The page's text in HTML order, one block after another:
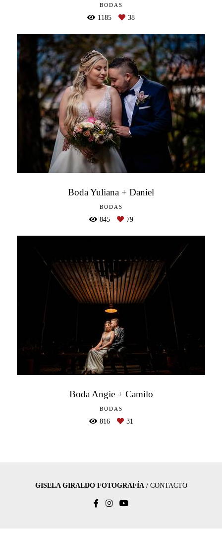
BODAS
1185 38
Boda Yuliana + Daniel
BODAS
845 79
Boda Angie + Camilo
BODAS
816 31
GISELA GIRALDO FOTOGRAFÍA/ CONTACTO